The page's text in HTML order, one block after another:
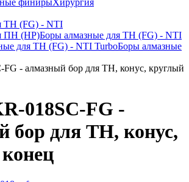
финирыХирургия
ТН (FG) - NTI
ПН (HP)Боры алмазные для ТН (FG) - NTI
для ТН (FG) - NTI TurboБоры алмазные
- алмазный бор для ТН, конус, круглый
018SC-FG -
бор для ТН, конус,